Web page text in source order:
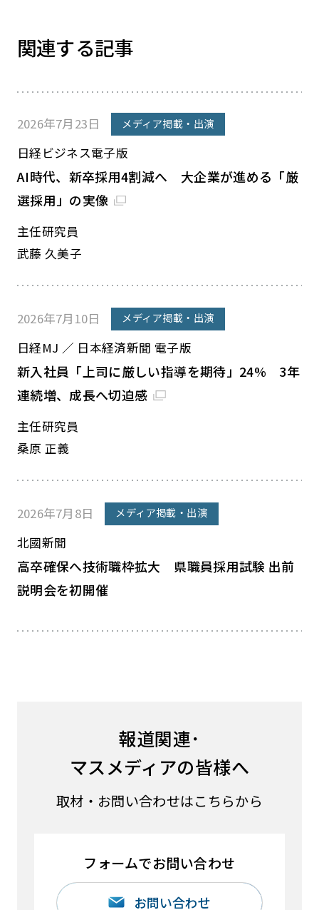
関連する記事
2026年7月23日 メディア掲載・出演
日経ビジネス電子版
AI時代、新卒採用4割減へ 大企業が進める「厳
選採用」の実像
主任研究員
武藤 久美子
2026年7月10日 メディア掲載・出演
日経MJ ／ 日本経済新聞 電子版
新入社員「上司に厳しい指導を期待」24% 3年
連続増、成長へ切迫感
主任研究員
桑原 正義
2026年7月8日 メディア掲載・出演
北國新聞
高卒確保へ技術職枠拡大 県職員採用試験 出前
説明会を初開催
報道関連･
マスメディアの皆様へ
取材・お問い合わせはこちらから
フォームでお問い合わせ
お問い合わせ